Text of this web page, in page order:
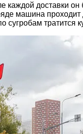
доставки он
машина
тратится